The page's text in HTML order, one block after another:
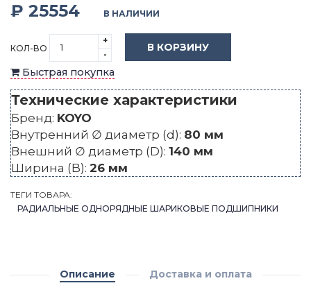
₽ 25554 В НАЛИЧИИ
КОЛ-ВО
+
-
В КОРЗИНУ
Быстрая покупка
Технические характеристики
Бренд: KOYO
Внутренний ∅ диаметр (d): 80 мм
Внешний ∅ диаметр (D): 140 мм
Ширина (B): 26 мм
ТЕГИ ТОВАРА:
РАДИАЛЬНЫЕ ОДНОРЯДНЫЕ ШАРИКОВЫЕ ПОДШИПНИКИ
Описание Доставка и оплата